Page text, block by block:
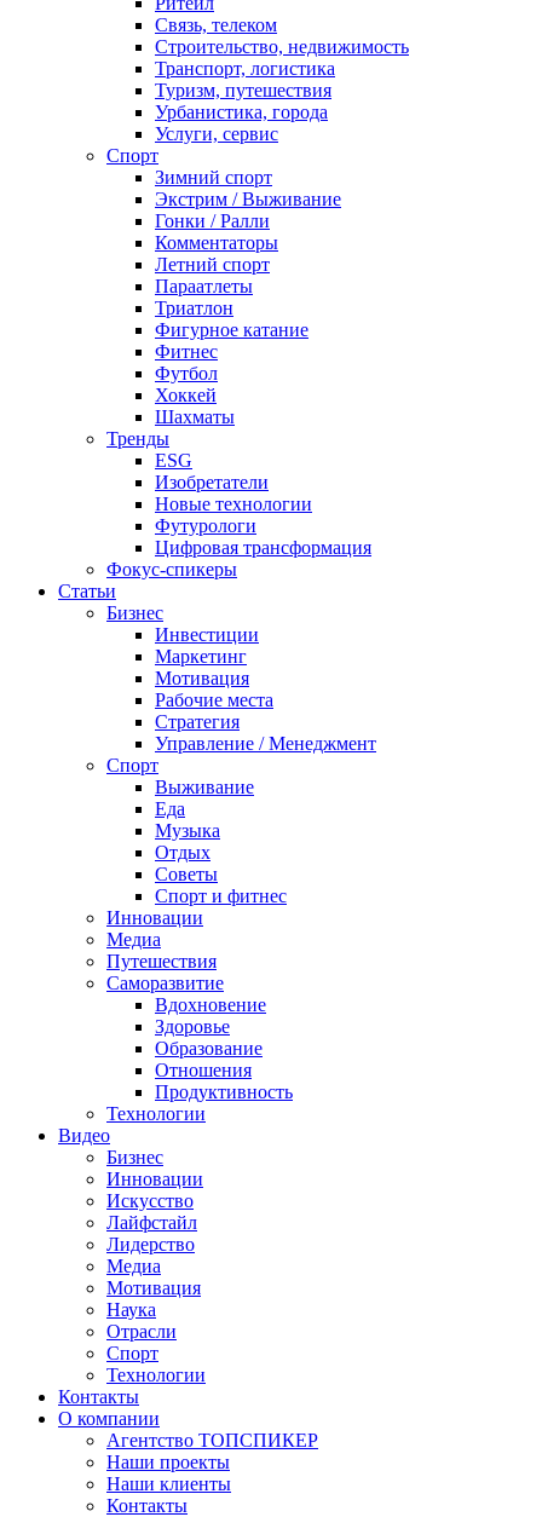
Связь, телеком
Строительство, недвижимость
Транспорт, логистика
Туризм, путешествия
Урбанистика, города
Услуги, сервис
Спорт
Зимний спорт
Экстрим / Выживание
Гонки / Ралли
Комментаторы
Летний спорт
Параатлеты
Триатлон
Фигурное катание
Фитнес
Футбол
Хоккей
Шахматы
Тренды
ESG
Изобретатели
Новые технологии
Футурологи
Цифровая трансформация
Фокус-спикеры
Статьи
Бизнес
Инвестиции
Маркетинг
Мотивация
Рабочие места
Стратегия
Управление / Менеджмент
Спорт
Выживание
Еда
Музыка
Отдых
Советы
Спорт и фитнес
Инновации
Медиа
Путешествия
Саморазвитие
Вдохновение
Здоровье
Образование
Отношения
Продуктивность
Технологии
Видеo
Бизнес
Инновации
Искусство
Лайфстайл
Лидерство
Медиа
Мотивация
Наука
Отрасли
Спорт
Технологии
Контакты
О компании
Агентство ТОПСПИКЕР
Наши проекты
Наши клиенты
Контакты